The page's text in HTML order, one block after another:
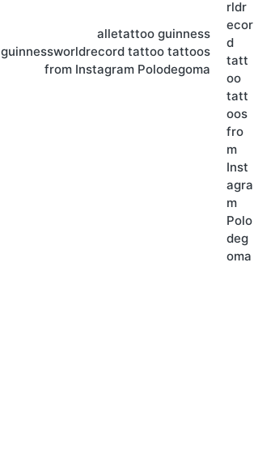
alletattoo guinness
guinnessworldrecord tattoo tattoos
from Instagram Polodegoma